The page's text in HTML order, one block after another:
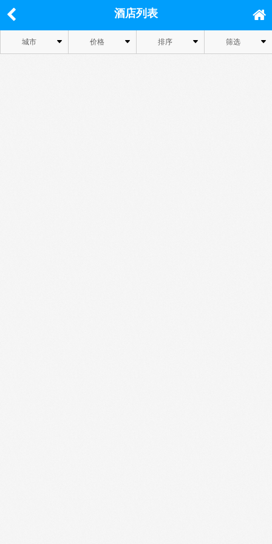
酒店列表
城市 价格 排序 筛选